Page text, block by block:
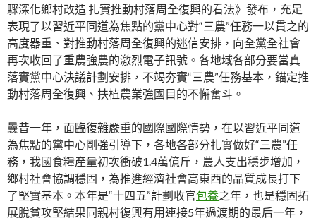
驟深化鄉村改造 扎實推動村落周全復興的看法》發布，充足
表現了以習近平同道為焦點的黨中心對“三農”任務一以貫之的
高度器重、對推動村落周全復興的迷信安排，向全黨全社會
再次收回了重農強農的激烈電子訊號。各地域各部分要當真
落實黨中心決議計劃安排，不竭夯實“三農”任務基本，錨定推
動村落周全復興、扶植農業強國目的不懈奮斗。
曩昔一年，面臨復雜嚴重的國際國際情勢，在以習近平同道
為焦點的黨中心剛強引導下，各地各部分扎實做好“三農”任
務，我國食糧產量初次衝破1.4萬億斤，農人支出穩步增加，
鄉村社會協調穩固，為推進經濟社會高東西的品質成長打下
了堅實基本。本年是“十四五”計劃收官包養之年，也是穩固拓
展脫貧攻堅結果同親村復興有用連接5年過渡期的最后一年，